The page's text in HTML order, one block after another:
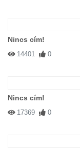
Nincs cím!
14401 0
Nincs cím!
17369 0